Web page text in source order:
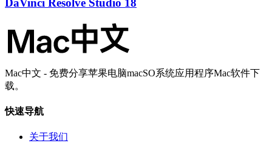
DaVinci Resolve Studio 18
Mac中文 - 免费分享苹果电脑macSO系统应用程序Mac软件下
载。
快速导航
关于我们